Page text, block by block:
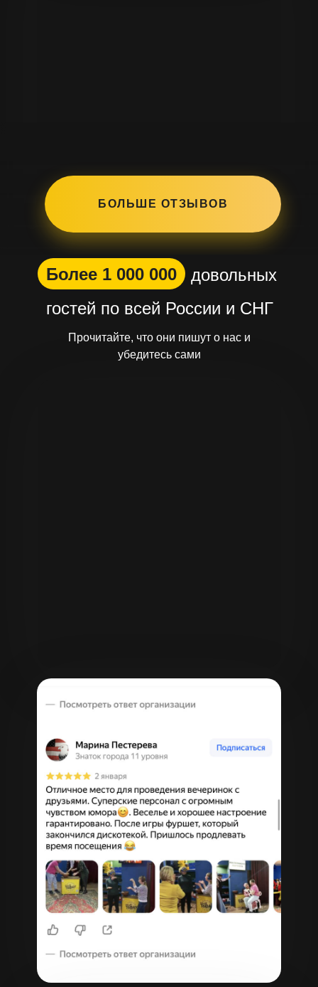
БОЛЬШЕ ОТЗЫВОВ
Более 1 000 000
довольных
гостей по всей России и СНГ
Прочитайте, что они пишут о нас и
убедитесь сами